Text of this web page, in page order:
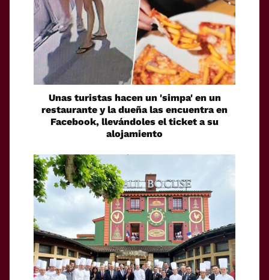
Unas turistas hacen un 'simpa' en un
restaurante y la dueña las encuentra en
Facebook, llevándoles el ticket a su
alojamiento